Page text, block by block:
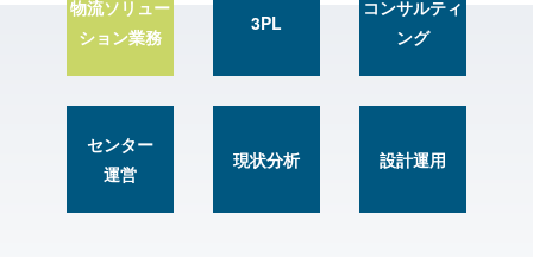
物流ソリュー
ション業務
3PL
コンサルティ
ング
センター
運営
現状分析 設計運用